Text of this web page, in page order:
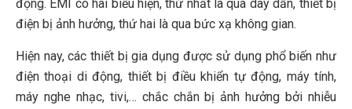
động. EMI có hai biểu hiện, thứ nhất là qua dây dẫn, thiết bị
điện bị ảnh hưởng, thứ hai là qua bức xạ không gian.
Hiện nay, các thiết bị gia dụng được sử dụng phổ biến như
điện thoại di động, thiết bị điều khiển tự động, máy tính,
máy nghe nhạc, tivi,… chắc chắn bị ảnh hưởng bởi nhiễu